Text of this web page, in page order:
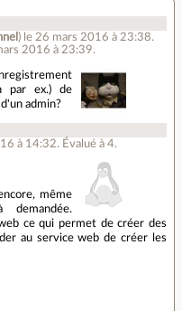
) le 26 mars 2016 à 23:38.
2016 à 23:39.
par ex.) de
admin?
à 14:32. Évalué à4.
même
ce qui permet de créer des
au service web de créer les